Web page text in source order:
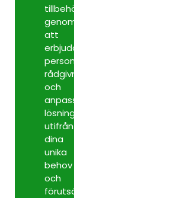
tillbehör
genom
att
erbjuda
personlig
rådgivning
och
anpassade
lösningar
utifrån
dina
unika
behov
och
förutsättningar.